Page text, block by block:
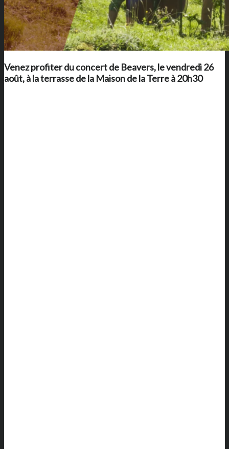
Venez profiter du concert de Beavers, le vendredi 26
août, à la terrasse dela Maison de la Terreà 20h30